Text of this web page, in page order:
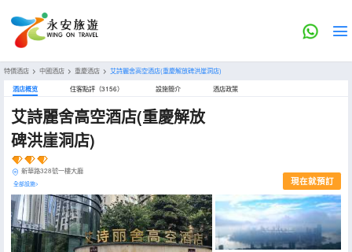
特價酒店 > 中國酒店 > 重慶酒店 > 艾詩麗舍高空酒店(重慶解放碑洪崖洞店)
酒店概览 住客點評（3156） 設施簡介 酒店政策
艾詩麗舍高空酒店(重慶解放
碑洪崖洞店)
新華路328號一樓大廳
全部設施> 現在就預訂